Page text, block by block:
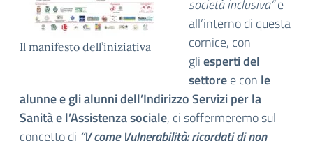
Il manifesto dell’iniziativa
società inclusiva”e
all’interno di questa
cornice, con
gliesperti del
settoree con le
alunne e gli alunni dell’Indirizzo Servizi per la
Sanità e l’Assistenza sociale, ci soffermeremo sul
concetto di “V come Vulnerabilità: ricordati di non